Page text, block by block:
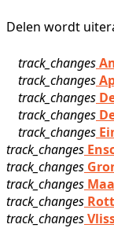
Delen wordt
track_changes
track_changes
track_changes
track_changes
track_changes
track_changes
track_changes
track_changes
track_changes
track_changes